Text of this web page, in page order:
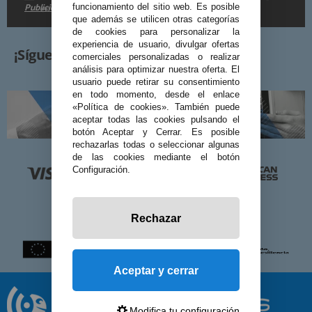
en la
Publicidad
¡Síguenos!
funcionamiento del sitio web. Es posible
que además se utilicen otras categorías
de cookies para personalizar la
experiencia de usuario, divulgar ofertas
comerciales personalizadas o realizar
análisis para optimizar nuestra oferta. El
usuario puede retirar su consentimiento
en todo momento, desde el enlace
«Política de cookies». También puede
aceptar todas las cookies pulsando el
botón Aceptar y Cerrar. Es posible
rechazarlas todas o seleccionar algunas
de las cookies mediante el botón
Configuración.
Rechazar
Aceptar y cerrar